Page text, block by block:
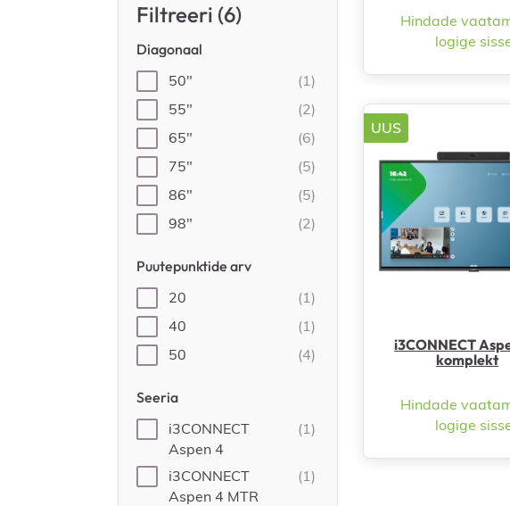
Filtreeri (6)
Diagonaal
50"
(1)
55"
(2)
65"
(6)
75"
(5)
86"
(5)
98"
(2)
Puutepunktide arv
20
(1)
40
(1)
50
(4)
Seeria
i3CONNECT
Aspen 4
(1)
i3CONNECT
Aspen 4 MTR
(1)
Hindade
logige
i3CONNECT
komplekt
Hindade
logige
UUS